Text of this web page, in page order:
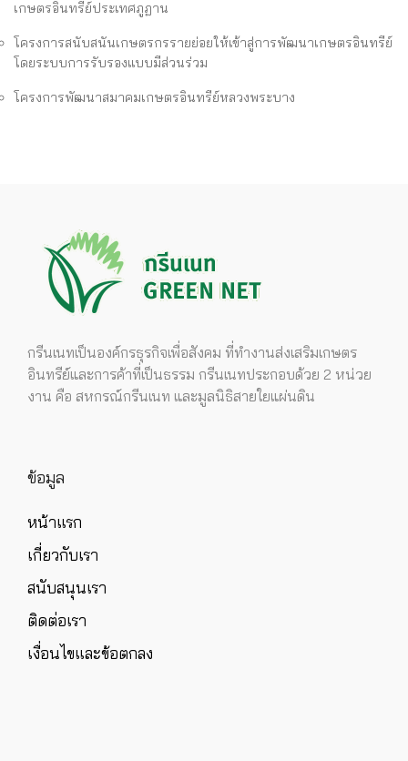
เกษตรอินทรีย์ประเทศภูฏาน
โครงการสนับสนันเกษตรกรรายย่อยให้เข้าสู่การพัฒนาเกษตรอินทรีย์
โดยระบบการรับรองแบบมีส่วนร่วม
โครงการพัฒนาสมาคมเกษตรอินทรีย์หลวงพระบาง
กรีนเนทเป็นองค์กรธุรกิจเพื่อสังคม ที่ทำงานส่งเสริมเกษตร
อินทรีย์และการค้าที่เป็นธรรม กรีนเนทประกอบด้วย 2 หน่วย
งาน คือ สหกรณ์กรีนเนท และมูลนิธิสายใยแผ่นดิน
ข้อมูล
หน้าแรก
เกี่ยวกับเรา
สนับสนุนเรา
ติดต่อเรา
เงื่อนไขและข้อตกลง